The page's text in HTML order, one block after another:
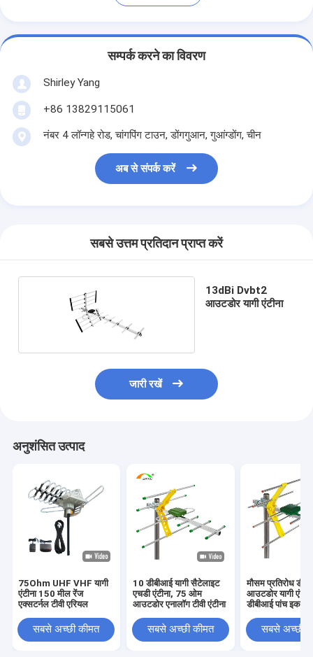
सम्पर्क करने का विवरण
Shirley Yang
+86 13829115061
नंबर 4 लॉन्गहे रोड, चांगपिंग टाउन, डोंगगुआन, गुआंग्डोंग, चीन
अब से संपर्क करें
सबसे उत्तम प्रतिदान प्राप्त करें
13dBi Dvbt2
आउटडोर यागी एंटीना
जारी रखें
अनुशंसित उत्पाद
75Ohm UHF VHF यागी
एंटीना 150 मील रेंज
एक्सटर्नल टीवी एरियल
सबसे अच्छी कीमत
10 डीबीआई यागी सैटेलाइट
एचडी एंटीना, 75 ओम
आउटडोर एनालॉग टीवी एंटीना
सबसे अच्छी कीमत
मौसम प्रतिरोध
आउटडोर यागी
डीबीआई पांच
सबसे अच्छी